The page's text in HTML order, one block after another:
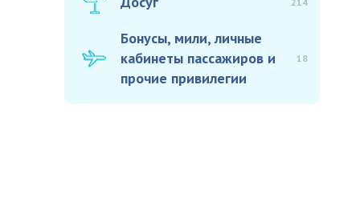
Бонусы, мили, личные
кабинеты пассажиров и
прочие привилегии
18